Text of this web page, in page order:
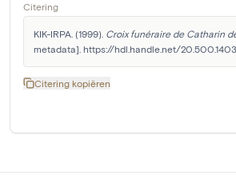
Citering
KIK-IRPA. (1999). Croix funéraire de Catharin
metadata]. https://hdl.handle.net/
Citering kopiëren